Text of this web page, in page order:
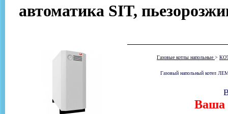
автоматика SIT,
Газовые котлы напольные >
Газовый напольный котел
Ваша